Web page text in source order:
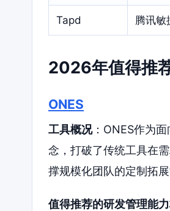
Tapd 腾讯敏
2026年值得推
ONES
工具概况：ONES作为
念，打破了传统工具在
撑规模化团队的定制拓
值得推荐的研发管理能